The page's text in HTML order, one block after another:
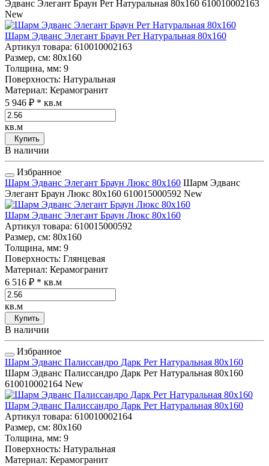
Эдванс Элегант Браун Рет Натуральная 80x160 610010002163
New
Шарм Эдванс Элегант Браун Рет Натуральная 80x160
Артикул товара: 610010002163
Размер, см: 80x160
Толщина, мм: 9
Поверхность: Натуральная
Материал: Керамогранит
5 946 ₽ * кв.м
кв.м
Купить
В наличии
Избранное
Шарм Эдванс Элегант Браун Люкс 80x160 Шарм Эдванс
Элегант Браун Люкс 80x160 610015000592 New
Шарм Эдванс Элегант Браун Люкс 80x160
Артикул товара: 610015000592
Размер, см: 80x160
Толщина, мм: 9
Поверхность: Глянцевая
Материал: Керамогранит
6 516 ₽ * кв.м
кв.м
Купить
В наличии
Избранное
Шарм Эдванс Палиссандро Дарк Рет Натуральная 80x160
Шарм Эдванс Палиссандро Дарк Рет Натуральная 80x160
610010002164 New
Шарм Эдванс Палиссандро Дарк Рет Натуральная 80x160
Артикул товара: 610010002164
Размер, см: 80x160
Толщина, мм: 9
Поверхность: Натуральная
Материал: Керамогранит